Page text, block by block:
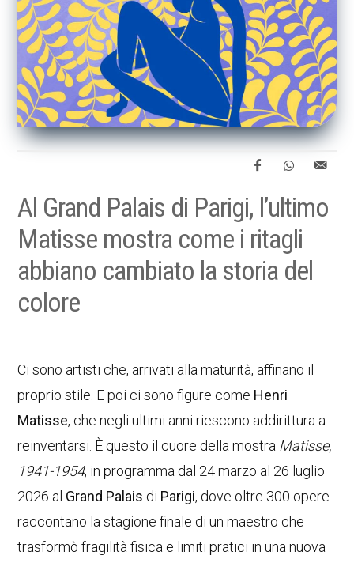
Al Grand Palais di Parigi, l’ultimo
Matisse mostra come i ritagli
abbiano cambiato la storia del
colore
Ci sono artisti che, arrivati alla maturità, affinano il
proprio stile. E poi ci sono figure come Henri
Matisse, che negli ultimi anni riescono addirittura a
reinventarsi. È questo il cuore della mostra Matisse,
1941-1954, in programma dal 24 marzo al 26 luglio
2026 al Grand Palais di Parigi, dove oltre 300 opere
raccontano la stagione finale di un maestro che
trasformò fragilità fisica e limiti pratici in una nuova